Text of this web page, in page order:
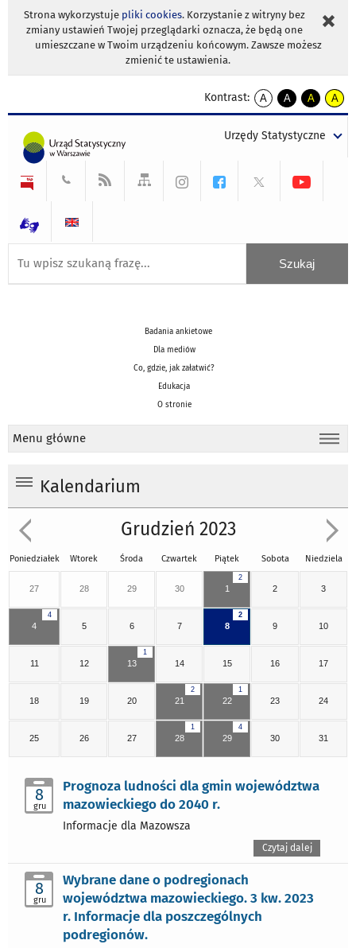
Strona wykorzystuje pliki cookies. Korzystanie z witryny bez
zmiany ustawień Twojej przeglądarki oznacza, że będą one
umieszczane w Twoim urządzeniu końcowym. Zawsze możesz
zmienić te ustawienia.
Kontrast:
A
kontrast
A
kontrast
tekst
czarnym
A
kontrast
tekst
czarnym
A
tekst
żółtym
Urzędy Statystyczne
Badania ankietowe
Dla mediów
Co, gdzie, jak załatwić?
Edukacja
O stronie
Menu główne
Kalendarium
Grudzień 2023
Poniedziałek Wtorek Środa Czwartek Piątek Sobota Niedziela
27 28 29 30
2
1 2 3
4
4 5 6 7
2
8 9 10
11 12
1
13 14 15 16 17
18 19 20
2
21
1
22 23 24
25 26 27
1
28
4
29 30 31
8
gru
Prognoza ludności dla gmin województwa
mazowieckiego do 2040 r.
Informacje dla Mazowsza
Czytaj dalej
8
gru
Wybrane dane o podregionach
województwa mazowieckiego. 3 kw. 2023
r. Informacje dla poszczególnych
podregionów.